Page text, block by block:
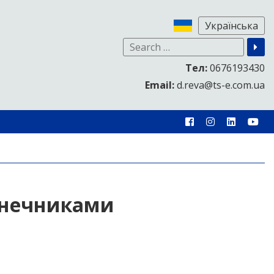
Тел:0676193430
Email:d.reva@ts-e.com.ua